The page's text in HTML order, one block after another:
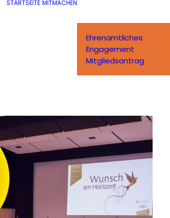
STARTSEITE MITMACHEN
Ehrenamtliches
Engagement
Mitgliedsantrag